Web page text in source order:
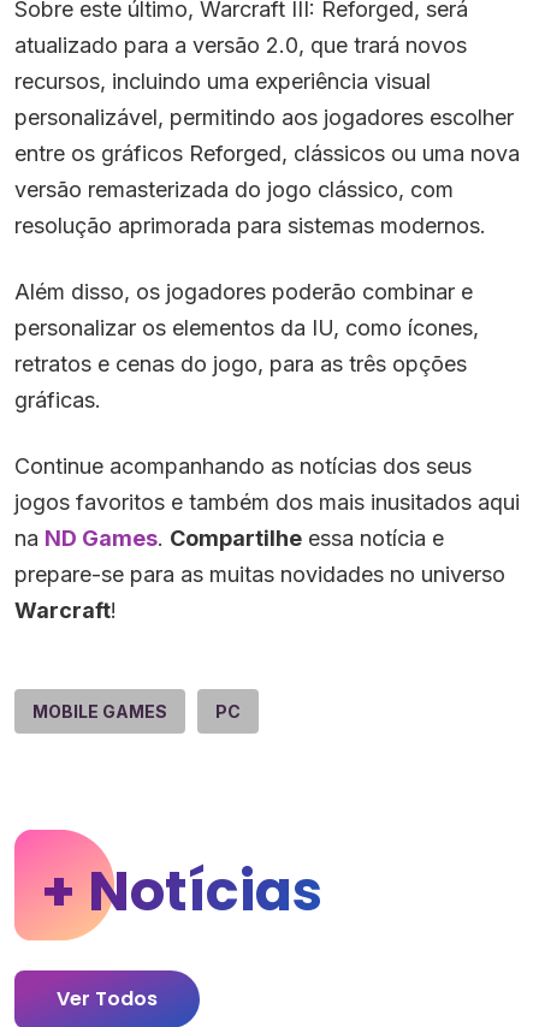
Sobre este último, Warcraft III: Reforged, será
atualizado para a versão 2.0, que trará novos
recursos, incluindo uma experiência visual
personalizável, permitindo aos jogadores escolher
entre os gráficos Reforged, clássicos ou uma nova
versão remasterizada do jogo clássico, com
resolução aprimorada para sistemas modernos.
Além disso, os jogadores poderão combinar e
personalizar os elementos da IU, como ícones,
retratos e cenas do jogo, para as três opções
gráficas.
Continue acompanhando as notícias dos seus
jogos favoritos e também dos mais inusitados aqui
na ND Games. Compartilhe essa notícia e
prepare-se para as muitas novidades no universo
Warcraft!
MOBILE GAMES PC
+ Notícias
Ver Todos